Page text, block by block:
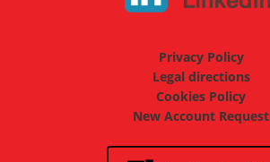
Privacy Policy
Legal directions
Cookies Policy
New Account Request